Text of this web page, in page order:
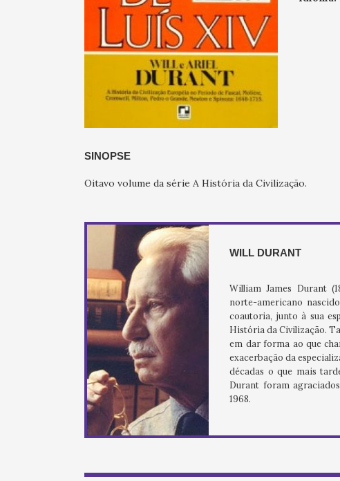
SINOPSE
Oitavo volume da série A História da Civilização.
WILL DURANT
William James Durant
norte-americano
coautoria, junto à sua
História da Civilização.
em dar forma ao que
exacerbação da
décadas o que mais
Durant foram
1968.